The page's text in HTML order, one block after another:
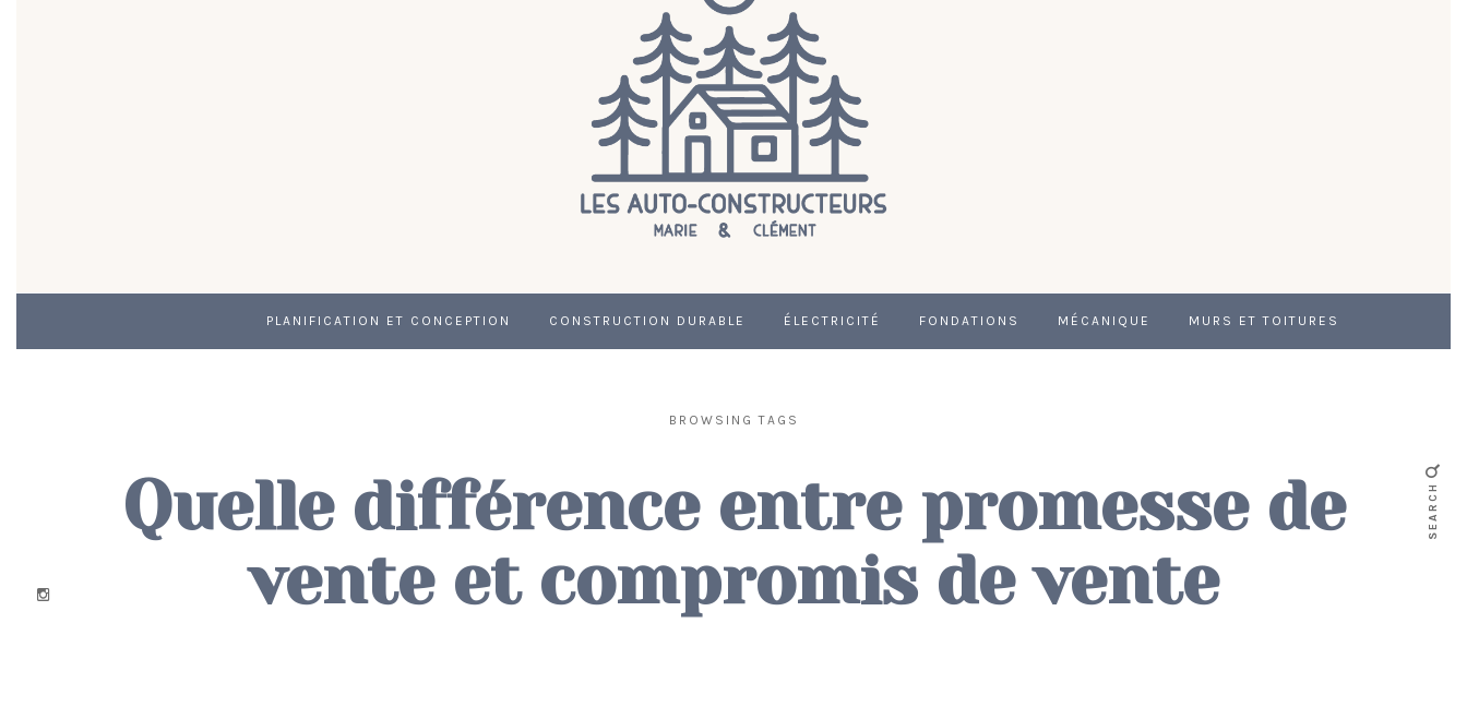
PLANIFICATION ET CONCEPTION CONSTRUCTION DURABLE ÉLECTRICITÉ FONDATIONS MÉCANIQUE MURS ET TOITURES
BROWSING TAGS
Quelle différence entre promesse de
vente et compromis de vente
SEARCH